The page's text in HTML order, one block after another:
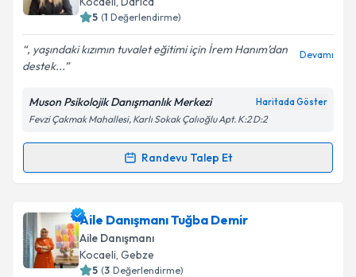
bilgilendireceğiz.
E-posta Adresiniz
Kişisel verilerimin işlenmesine ilişkinAydınlatma
Metni'ni okudum ve kişisel verilerimin belirtilen
kapsamda işlenmesini kabul ediyorum.
5 (1 Değerlendirme)
, yaşındaki kızımın tuvalet eğitimi için İrem Hanım’dan
destek...
Devamı
Muson Psikolojik Danışmanlık Merkezi Haritada Göster
Fevzi Çakmak Mahallesi, Karlı Sokak Çalıoğlu Apt. K:2 D:2
Randevu Talep Et
Randevu Takvimi Talebi
Psk. Dan. İrem Karakayaiçin randevu takvimi talebi
oluşturun. Size bu uzmandan randevu almanız için bir
takvim hazırlandığında e-posta ile bilgilendireceğiz.
Aile Danışmanı Tuğba Demir
Aile Danışmanı
Kocaeli, Gebze
5 (3 Değerlendirme)